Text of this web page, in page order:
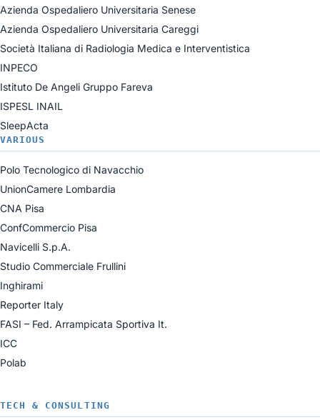
Azienda Ospedaliero Universitaria Senese
Azienda Ospedaliero Universitaria Careggi
Società Italiana di Radiologia Medica e Interventistica
INPECO
Istituto De Angeli Gruppo Fareva
ISPESL INAIL
SleepActa
VARIOUS
Polo Tecnologico di Navacchio
UnionCamere Lombardia
CNA Pisa
ConfCommercio Pisa
Navicelli S.p.A.
Studio Commerciale Frullini
Inghirami
Reporter Italy
FASI – Fed. Arrampicata Sportiva It.
ICC
Polab
TECH & CONSULTING